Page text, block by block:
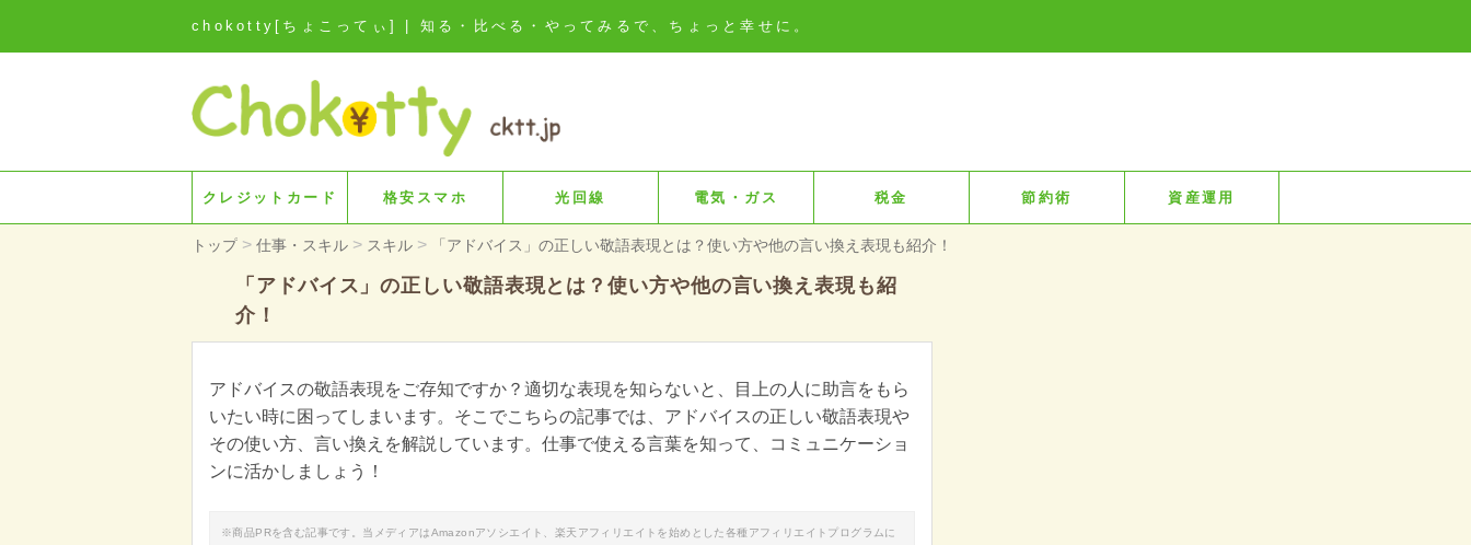
chokotty[ちょこってぃ] | 知る・比べる・やってみるで、ちょっと幸せに。
クレジットカード 格安スマホ 光回線 電気・ガス 税金 節約術 資産運用
トップ > 仕事・スキル > スキル > 「アドバイス」の正しい敬語表現とは？使い方や他の言い換え表現も紹介！
「アドバイス」の正しい敬語表現とは？使い方や他の言い換え表現も紹
介！
アドバイスの敬語表現をご存知ですか？適切な表現を知らないと、目上の人に助言をもら
いたい時に困ってしまいます。そこでこちらの記事では、アドバイスの正しい敬語表現や
その使い方、言い換えを解説しています。仕事で使える言葉を知って、コミュニケーショ
ンに活かしましょう！
※商品PRを含む記事です。当メディアはAmazonアソシエイト、楽天アフィリエイトを始めとした各種アフィリエイトプログラムに